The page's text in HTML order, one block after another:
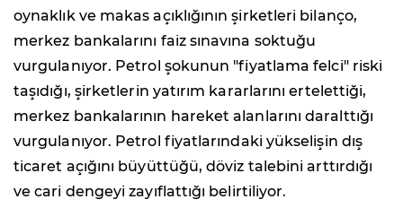
oynaklık ve makas açıklığının şirketleri bilanço,
merkez bankalarını faiz sınavına soktuğu
vurgulanıyor. Petrol şokunun "fiyatlama felci" riski
taşıdığı, şirketlerin yatırım kararlarını ertelettiği,
merkez bankalarının hareket alanlarını daralttığı
vurgulanıyor. Petrol fiyatlarındaki yükselişin dış
ticaret açığını büyüttüğü, döviz talebini arttırdığı
ve cari dengeyi zayıflattığı belirtiliyor.